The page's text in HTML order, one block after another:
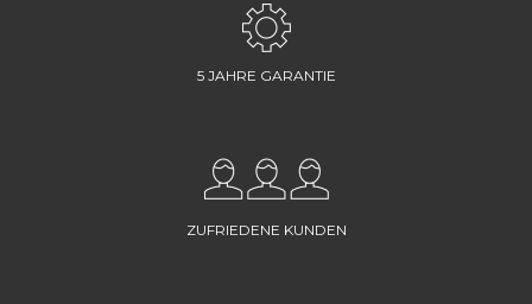
5 JAHRE GARANTIE
ZUFRIEDENE KUNDEN